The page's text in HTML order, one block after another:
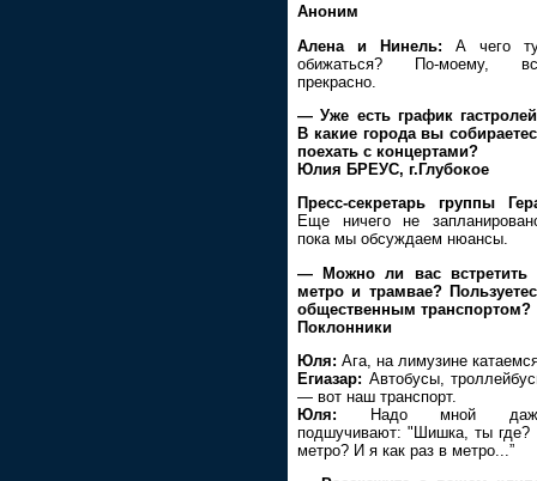
Аноним
Алена и Нинель: А чего
обижаться? По-моему,
прекрасно.
— Уже есть график
В какие города вы
поехать с концертами?
Юлия БРЕУС, г.Глубокое
Пресс-секретарь группы
Еще ничего не
пока мы обсуждаем нюансы.
— Можно ли вас встретить
метро и трамвае?
общественным транспортом?
Поклонники
Юля: Ага, на лимузине
Егиазар: Автобусы,
— вот наш транспорт.
Юля: Надо мной
подшучивают: "Шишка, ты где?
метро? И я как раз в метро...”